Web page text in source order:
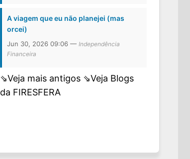
A viagem que eu não planejei (mas
orcei)
Jun 30, 2026 09:06 —Independência
Financeira
⇘Veja mais antigos ⇘Veja Blogs
da FIRESFERA